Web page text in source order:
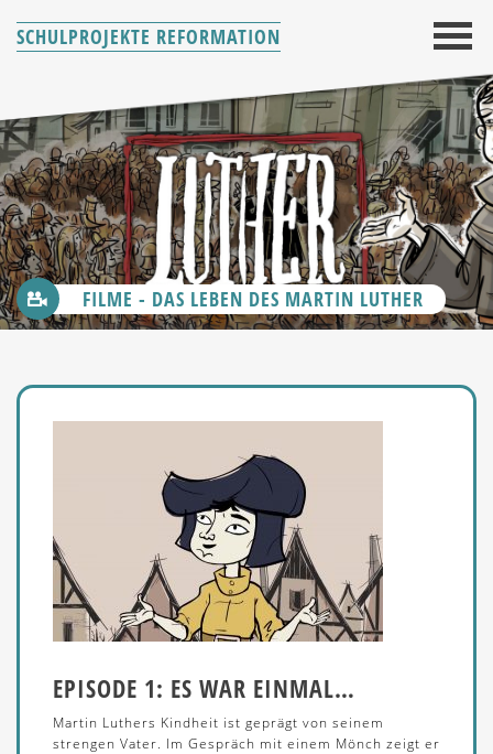
SCHULPROJEKTE REFORMATION
FILME - DAS LEBEN DES MARTIN LUTHER
EPISODE 1: ES WAR EINMAL…
Martin Luthers Kindheit ist geprägt von seinem
strengen Vater. Im Gespräch mit einem Mönch zeigt er